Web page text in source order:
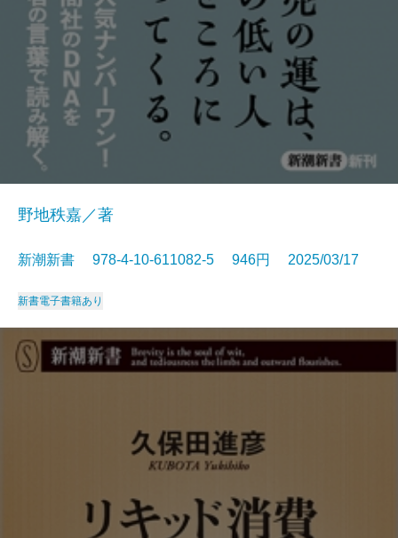
野地秩嘉／著
新潮新書 978-4-10-611082-5 946円 2025/03/17
新書電子書籍あり